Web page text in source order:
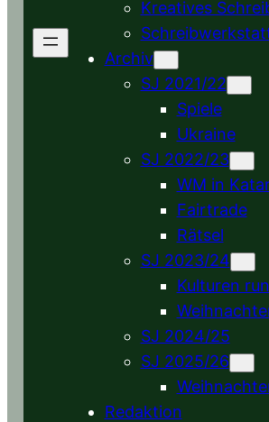
Kreatives
Archiv
SJ 2021/22
Spiele
Ukraine
SJ 2022/23
WM in
Fairtrade
Rätsel
SJ 2023/24
Kulturen
SJ 2024/25
SJ 2025/26
Redaktion